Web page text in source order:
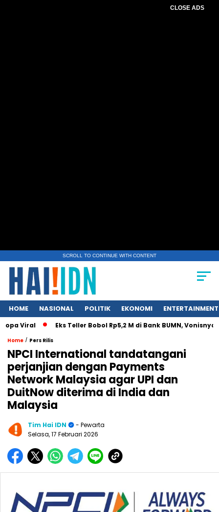
CLOSE ADS
SCROLL TO CONTINUE WITH CONTENT
HOME NASIONAL POLITIK EKONOMI ENTERTAINMENT
Viral Eks Teller Bobol Rp5,2 M di Bank BUMN, Vonisnya
Home / Pers Rilis
NPCI International tandatangani
perjanjian dengan Payments
Network Malaysia agar UPI dan
DuitNow diterima di India dan
Malaysia
Tim Hai IDN
- Pewarta
Selasa, 17 Februari 2026